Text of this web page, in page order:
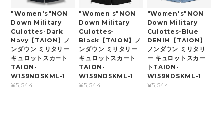
"Women's"NON
Down Military
Culottes-Dark
Navy【TAION】ノ
ンダウン ミリタリー
キュロットスカート
TAION-
W159NDSKML-1
¥5,544
"Women's"NON
Down Military
Culottes-
Black【TAION】ノ
ンダウン ミリタリー
キュロットスカート
TAION-
W159NDSKML-1
¥5,544
"Women's"NON
Down Military
Culottes-Blue
DENIM【TAION】
ノンダウン ミリタリ
ー キュロットスカー
トTAION-
W159NDSKML-1
¥5,544